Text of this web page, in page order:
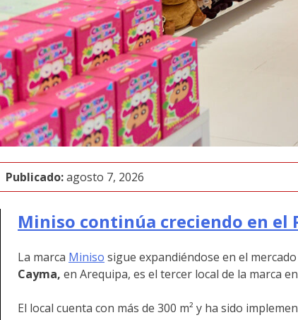
Publicado:agosto 7, 2026
Miniso continúa creciendo en el
La marca Miniso sigue expandiéndose en el
Cayma, en Arequipa, es el tercer local de la marca
El local cuenta con más de 300 m² y ha sido